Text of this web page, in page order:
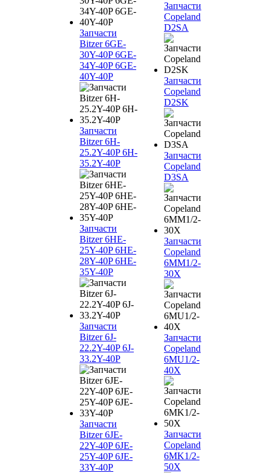
Запчасти
Bitzer 6GE-
30Y-40P 6GE-
34Y-40P 6GE-
40Y-40P
Запчасти
Bitzer 6H-
25.2Y-40P 6H-
35.2Y-40P
Запчасти
Bitzer 6HE-
25Y-40P 6HE-
28Y-40P 6HE-
35Y-40P
Запчасти
Bitzer 6J-
22.2Y-40P 6J-
33.2Y-40P
Запчасти
Bitzer 6JE-
22Y-40P 6JE-
25Y-40P 6JE-
33Y-40P
Запчасти
Copeland
D2SA
Запчасти
Copeland
D2SK
Запчасти
Copeland
D3SA
Запчасти
Copeland
6MM1/2-
30X
Запчасти
Copeland
6MU1/2-
40X
Запчасти
Copeland
6MK1/2-
50X